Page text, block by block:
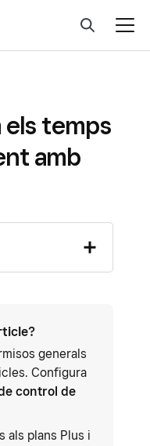
temps
amb
generals
Configura
control de
als plans Plus i